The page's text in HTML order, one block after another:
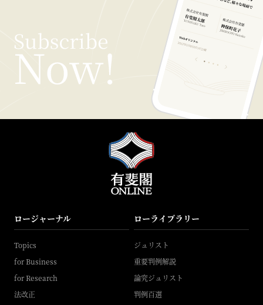
ロージャーナル
Topics
for Business
for Research
法改正
ローライブラリー
ジュリスト
重要判例解説
論究ジュリスト
判例百選